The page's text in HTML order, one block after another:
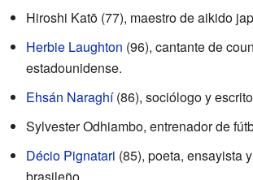
Hiroshi Katō (77), maestro de aikido
Herbie Laughton (96), cantante de
estadounidense.
Ehsán Naraghí(86), sociólogo y
Sylvester Odhiambo, entrenador de
Décio Pignatari (85), poeta, ensayista
brasileño.